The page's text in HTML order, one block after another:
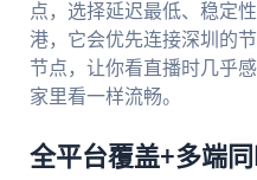
点，选择延迟最低、稳定
港，它会优先连接深圳的
节点，让你看直播时几乎
家里看一样流畅。
全平台覆盖+多端